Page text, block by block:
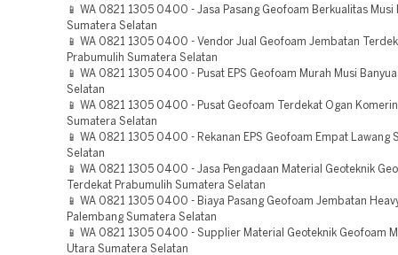
📱 WA 0821 1305 0400 - Jasa Pasang Geofoam Berkualitas Musi
Sumatera Selatan
📱 WA 0821 1305 0400 - Vendor Jual Geofoam Jembatan
Prabumulih Sumatera Selatan
📱 WA 0821 1305 0400 - Pusat EPS Geofoam Murah Musi
Selatan
📱 WA 0821 1305 0400 - Pusat Geofoam Terdekat Ogan
Sumatera Selatan
📱 WA 0821 1305 0400 - Rekanan EPS Geofoam Empat Lawang
Selatan
📱 WA 0821 1305 0400 - Jasa Pengadaan Material Geoteknik
Terdekat Prabumulih Sumatera Selatan
📱 WA 0821 1305 0400 - Biaya Pasang Geofoam Jembatan
Palembang Sumatera Selatan
📱 WA 0821 1305 0400 - Supplier Material Geoteknik Geofoam
Utara Sumatera Selatan